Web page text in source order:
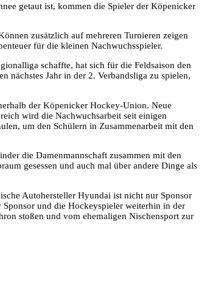
getaut ist, kommen die Spieler der Köpenicker
zusätzlich auf mehreren Turnieren zeigen
für die kleinen Nachwuchsspieler.
schaffte, hat sich für die Feldsaison den
nächstes Jahr in der 2. Verbandsliga zu spielen,
der Köpenicker Hockey-Union. Neue
wird die Nachwuchsarbeit seit einigen
um den Schülern in Zusammenarbeit mit den
die Damenmannschaft zusammen mit den
gesessen und auch mal über andere Dinge als
Autohersteller Hyundai ist nicht nur Sponsor
und die Hockeyspieler weiterhin in der
stoßen und vom ehemaligen Nischensport zur